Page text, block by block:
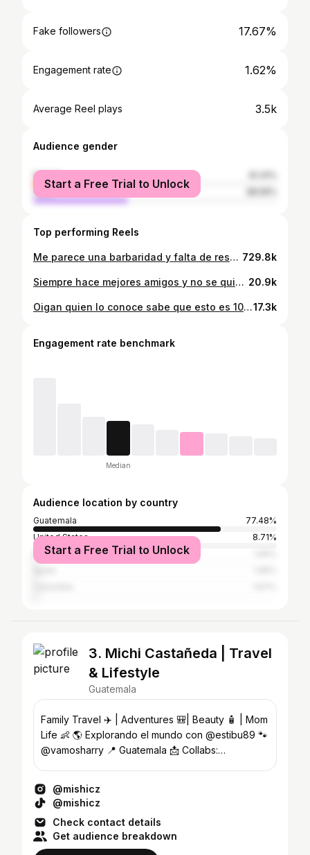
Fake followers 17.67%
Engagement rate 1.62%
Average Reel plays 3.5k
Audience gender
female
male
Start a Free Trial to Unlock
Top performing Reels
Me parece una barbaridad y falta de respeto esa pregunta después de todo 🥴😂 . . . #reels #humor #humordemadres #humorparamamás #mamásdeinstagram #maternidadreal #lifestyleblogger #postitfortheaesthetics#travelblogger#memesdemama #fashionblogger #guatemalablogger #guatemalalifestyle #fashioninspo 729.8k
Siempre hace mejores amigos y no se quiere ir… Dame mil horas mas me dice @exploraconjimmy 🤣 . . . #maternidadconhumor #maternidadreal #maternidadconsciente #maternidadsinfiltros #maternidadreal #reels #humor #humordemadres #humorparamamás#mamasdeinstagram #maternidadreal #momblogger #mommyblogger #humorparamamás #mamásdeinstagram #maternidadreal #lifestyleblogger #postitfortheaesthetics#travelblogger #alessagt16 20.9k
Oigan quien lo conoce sabe que esto es 100% real no fake 😂 ¿quien más tiene un esposo chismoso? Que levante la mano 👋🏻 . . . #reels #humor #humordemadres #humorparamamás #mamásdeinstagram #maternidadreal #lifestyleblogger #postitfortheaesthetics#travelblogger#memesdemama #fashionblogger #guatemalablogger #guatemalalifestyle #fashioninspo #alessagt16 #tiaAlessa #esposos #amigas #chisme17.3k
Engagement rate benchmark
Median
Audience location by country
Guatemala
77.48%
United States
8.71%
Mexico
Start a Free Trial to Unlock
3. Michi Castañeda | Travel
& Lifestyle
Guatemala
Family Travel ✈️ | Adventures 🎒| Beauty 🧴 | Mom
Life 👶 🌎 Explorando el mundo con @estibu89 🐾
@vamosharry 📍 Guatemala 📩 Collabs:
@mishicz
@mishicz
Check contact details
Get audience breakdown